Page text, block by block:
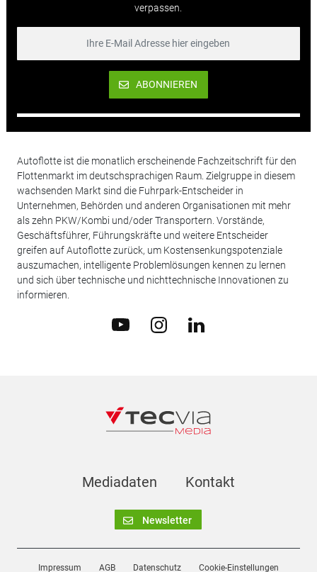
verpassen.
ABONNIEREN
Autoflotte ist die monatlich erscheinende Fachzeitschrift für den
Flottenmarkt im deutschsprachigen Raum. Zielgruppe in diesem
wachsenden Markt sind die Fuhrpark-Entscheider in
Unternehmen, Behörden und anderen Organisationen mit mehr
als zehn PKW/Kombi und/oder Transportern. Vorstände,
Geschäftsführer, Führungskräfte und weitere Entscheider
greifen auf Autoflotte zurück, um Kostensenkungspotenziale
auszumachen, intelligente Problemlösungen kennen zu lernen
und sich über technische und nichttechnische Innovationen zu
informieren.
Mediadaten Kontakt
Newsletter
Impressum AGB Datenschutz Cookie-Einstellungen